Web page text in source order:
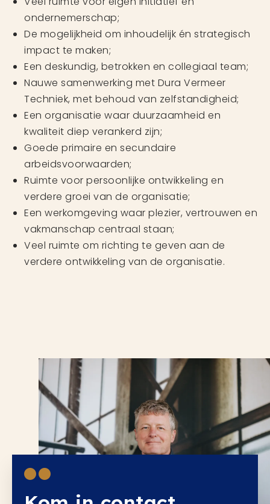
ondernemerschap;
De mogelijkheid om inhoudelijk én strategisch
impact te maken;
Een deskundig, betrokken en collegiaal team;
Nauwe samenwerking met Dura Vermeer
Techniek, met behoud van zelfstandigheid;
Een organisatie waar duurzaamheid en
kwaliteit diep verankerd zijn;
Goede primaire en secundaire
arbeidsvoorwaarden;
Ruimte voor persoonlijke ontwikkeling en
verdere groei van de organisatie;
Een werkomgeving waar plezier, vertrouwen en
vakmanschap centraal staan;
Veel ruimte om richting te geven aan de
verdere ontwikkeling van de organisatie.